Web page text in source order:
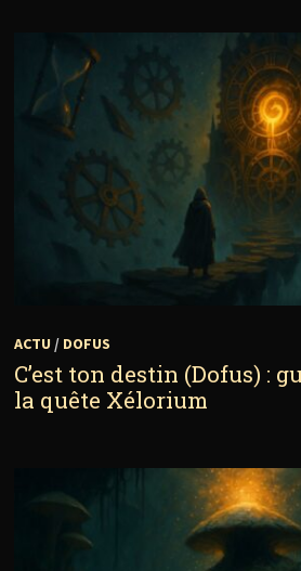
ACTU / DOFUS
C’est ton destin (Dofus) :
la quête Xélorium